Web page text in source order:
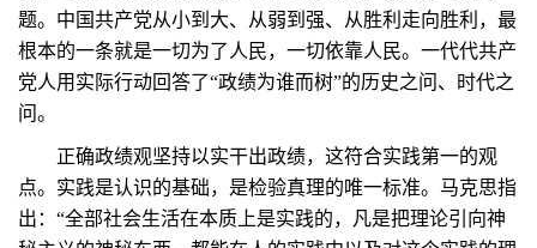
题。中国共产党从小到大、从弱到强、从胜利走向胜利，最
根本的一条就是一切为了人民，一切依靠人民。一代代共产
党人用实际行动回答了“政绩为谁而树”的历史之问、时代之
问。
正确政绩观坚持以实干出政绩，这符合实践第一的观
点。实践是认识的基础，是检验真理的唯一标准。马克思指
出：“全部社会生活在本质上是实践的，凡是把理论引向神